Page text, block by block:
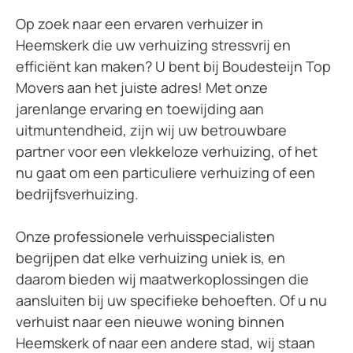
Op zoek naar een ervaren verhuizer in
Heemskerk die uw verhuizing stressvrij en
efficiënt kan maken? U bent bij Boudesteijn Top
Movers aan het juiste adres! Met onze
jarenlange ervaring en toewijding aan
uitmuntendheid, zijn wij uw betrouwbare
partner voor een vlekkeloze verhuizing, of het
nu gaat om een particuliere verhuizing of een
bedrijfsverhuizing.
Onze professionele verhuisspecialisten
begrijpen dat elke verhuizing uniek is, en
daarom bieden wij maatwerkoplossingen die
aansluiten bij uw specifieke behoeften. Of u nu
verhuist naar een nieuwe woning binnen
Heemskerk of naar een andere stad, wij staan